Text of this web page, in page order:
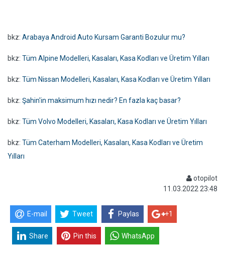
bkz: Arabaya Android Auto Kursam Garanti Bozulur mu?
bkz: Tüm Alpine Modelleri, Kasaları, Kasa Kodları ve Üretim Yılları
bkz: Tüm Nissan Modelleri, Kasaları, Kasa Kodları ve Üretim Yılları
bkz: Şahin'in maksimum hızı nedir? En fazla kaç basar?
bkz: Tüm Volvo Modelleri, Kasaları, Kasa Kodları ve Üretim Yılları
bkz: Tüm Caterham Modelleri, Kasaları, Kasa Kodları ve Üretim
Yılları
otopilot
11.03.2022 23:48
E-mail Tweet Paylas +1
Share Pin this WhatsApp